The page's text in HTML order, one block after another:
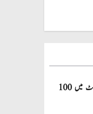
صاحبزادہ فرحان ایک سال میں ٹی ٹوئنٹی کرکٹ میں 100